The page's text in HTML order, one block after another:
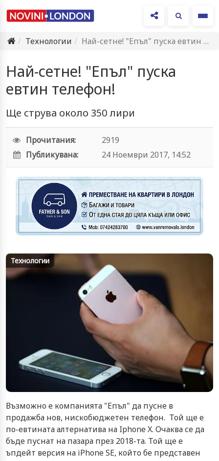
Технологии
Най-сетне! "Епъл" пуска евтин телефон!
Най-сетне! "Епъл" пуска
евтин телефон!
Ще струва около 350 лири
Прочитания:
2919
Публикувана:
24 Ноември 2017, 14:52
Технологии
Възможно е компанията "Епъл" да пусне в
продажба нов, нискобюджетен телефон. Той ще е
по-евтината алтернатива на Iphone X. Очаква се да
бъде пуснат на пазара през 2018-та. Той ще е
ъпдейт версия на iPhone SE, който бе представен